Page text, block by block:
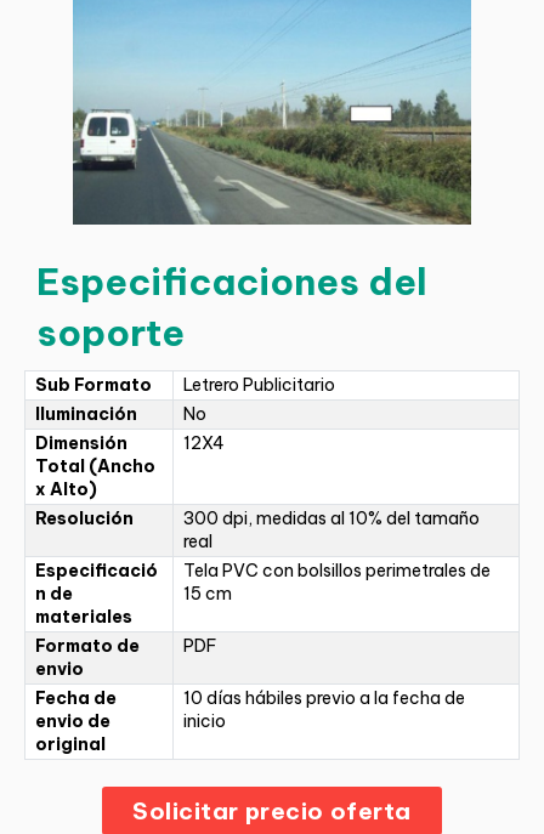
Especificaciones del
soporte
Sub Formato
Letrero Publicitario
Iluminación
No
Dimensión
Total (Ancho
x Alto)
12X4
Resolución
300 dpi, medidas al 10% del tamaño
real
Especificació
n de
materiales
Tela PVC con bolsillos perimetrales de
15 cm
Formato de
envio
PDF
Fecha de
envio de
original
10 días hábiles previo a la fecha de
inicio
Solicitar precio oferta